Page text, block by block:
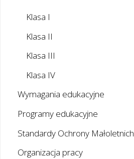
Klasa I
Klasa II
Klasa III
Klasa IV
Wymagania edukacyjne
Programy edukacyjne
Standardy Ochrony Małoletnich
Organizacja pracy